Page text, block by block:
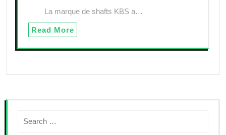
La marque de shafts KBS a…
Read More